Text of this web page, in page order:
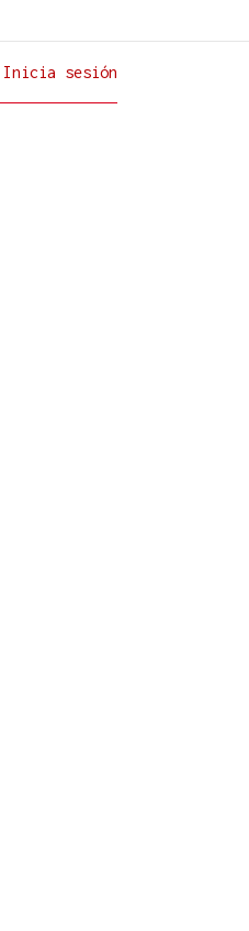
Inicia sesión